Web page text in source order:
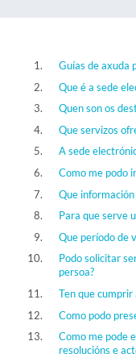
Guías de axuda
Que é a sede
Quen son os
Que servizos
A sede
Como me podo
Que
Para que serve
Que período de
Podo solicitar
persoa?
Ten que
Como podo
Como me pode
resolucións e